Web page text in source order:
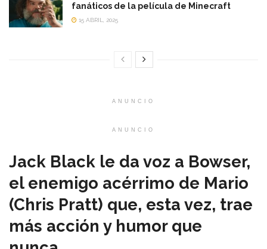
fanáticos de la película de Minecraft
15 ABRIL, 2025
ANUNCIO
ANUNCIO
Jack Black le da voz a Bowser,
el enemigo acérrimo de Mario
(Chris Pratt) que, esta vez, trae
más acción y humor que